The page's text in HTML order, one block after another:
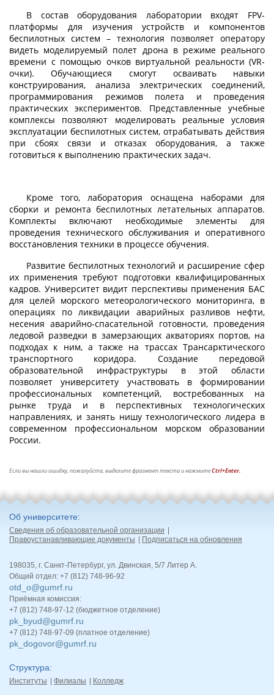
В состав оборудования лаборатории входят FPV-
платформы для изучения устройств и компонентов
беспилотных систем – технология позволяет оператору
видеть моделируемый полет дрона в режиме реального
времени с помощью очков виртуальной реальности (VR-
очки). Обучающиеся смогут осваивать навыки
конструирования, анализа электрических соединений,
программирования режимов полета и проведения
практических экспериментов. Представленные учебные
комплексы позволяют моделировать реальные условия
эксплуатации беспилотных систем, отрабатывать действия
при сбоях связи и отказах оборудования, а также
готовиться к выполнению практических задач.
Кроме того, лаборатория оснащена наборами для
сборки и ремонта беспилотных летательных аппаратов.
Комплекты включают необходимые элементы для
проведения технического обслуживания и оперативного
восстановления техники в процессе обучения.
Развитие беспилотных технологий и расширение сфер
их применения требуют подготовки квалифицированных
кадров. Университет видит перспективы применения БАС
для целей морского метеорологического мониторинга, в
операциях по ликвидации аварийных разливов нефти,
несения аварийно-спасательной готовности, проведения
ледовой разведки в замерзающих акваториях портов, на
подходах к ним, а также на трассах Трансарктического
транспортного коридора. Создание передовой
образовательной инфраструктуры в этой области
позволяет университету участвовать в формировании
профессиональных компетенций, востребованных на
рынке труда и в перспективных технологических
направлениях, и занять нишу технологического лидера в
современном профессиональном морском образовании
России.
Если вы нашли ошибку, пожалуйста, выделите фрагмент текста и нажмитеCtrl+Enter.
Об университете
Сведения об образовательной организации
Правоустанавливающие документы
Подписаться на обновления
198035, г. Санкт-Петербург, ул. Двинская, 5/7 Литер А.
Общий отдел: +7 (812) 748-96-92
otd_o@gumrf.ru
Приёмная комиссия:
+7 (812) 748-97-12 (бюджетное отделение)
pk_byud@gumrf.ru
+7 (812) 748-97-09 (платное отделение)
pk_dogovor@gumrf.ru
Структура
Институты Филиалы Колледж